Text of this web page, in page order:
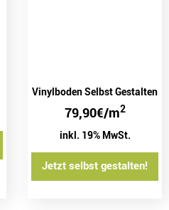
Vinylboden Selbst Gestalten
79,90€/m2
inkl. 19% MwSt.
Jetzt selbst gestalten!